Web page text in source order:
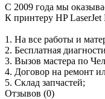
С 2009 года мы
К принтеру HP
1. На все работы и
2. Бесплатная
3. Вызов мастера по
4. Договор на ремонт
5. Склад запчастей;
Отзывов (0)